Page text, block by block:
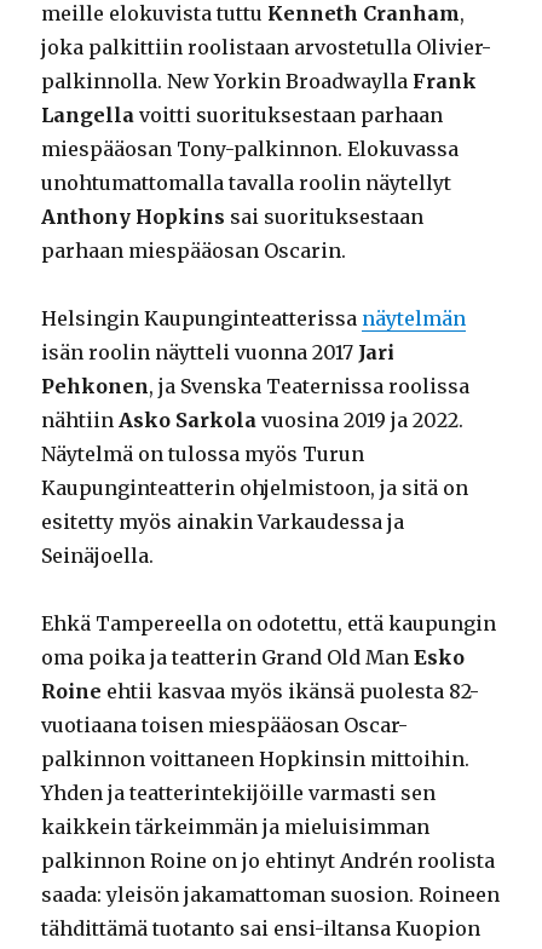
meille elokuvista tuttu Kenneth Cranham,
joka palkittiin roolistaan arvostetulla Olivier-
palkinnolla. New Yorkin Broadwaylla Frank
Langella voitti suorituksestaan parhaan
miespääosan Tony-palkinnon. Elokuvassa
unohtumattomalla tavalla roolin näytellyt
Anthony Hopkins sai suorituksestaan
parhaan miespääosan Oscarin.
Helsingin Kaupunginteatterissa näytelmän
isän roolin näytteli vuonna 2017 Jari
Pehkonen, ja Svenska Teaternissa roolissa
nähtiinAsko Sarkola vuosina 2019 ja 2022.
Näytelmä on tulossa myös Turun
Kaupunginteatterin ohjelmistoon, ja sitä on
esitetty myös ainakin Varkaudessa ja
Seinäjoella.
Ehkä Tampereella on odotettu, että kaupungin
oma poika ja teatterin Grand Old ManEsko
Roine ehtii kasvaa myös ikänsä puolesta 82-
vuotiaana toisen miespääosan Oscar-
palkinnon voittaneen Hopkinsin mittoihin.
Yhden ja teatterintekijöille varmasti sen
kaikkein tärkeimmän ja mieluisimman
palkinnon Roine on jo ehtinyt Andrén roolista
saada: yleisön jakamattoman suosion. Roineen
tähdittämä tuotanto sai ensi-iltansa Kuopion